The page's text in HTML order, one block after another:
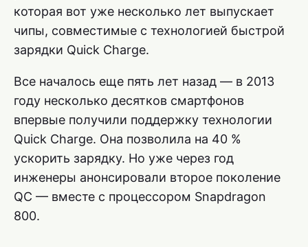
которая вот уже несколько лет выпускает
чипы, совместимые с технологией быстрой
зарядки Quick Charge.
Все началось еще пять лет назад — в 2013
году несколько десятков смартфонов
впервые получили поддержку технологии
Quick Charge. Она позволила на 40 %
ускорить зарядку. Но уже через год
инженеры анонсировали второе поколение
QC — вместе с процессором Snapdragon
800.